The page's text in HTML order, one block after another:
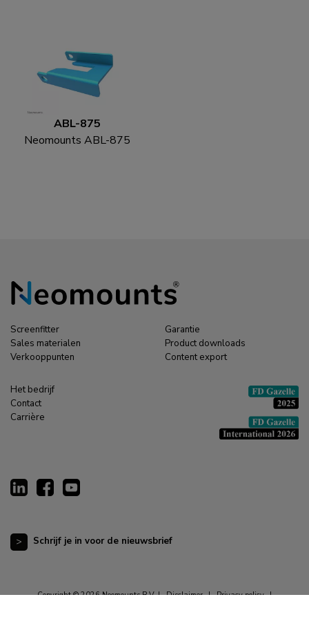
ABL-875
Neomounts ABL-875
Screenfitter
Sales materialen
Verkooppunten
Garantie
Product downloads
Content export
Het bedrijf
Contact
Carrière
Schrijf je in voor de nieuwsbrief
Copyright © 2026 Neomounts B.V. | Disclaimer | Privacy policy |